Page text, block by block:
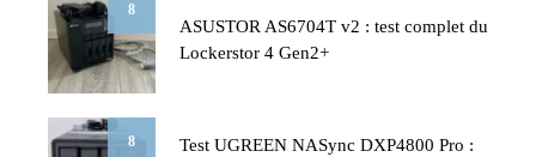
8
ASUSTOR AS6704T v2 : test complet du
Lockerstor 4 Gen2+
8
Test UGREEN NASync DXP4800 Pro :